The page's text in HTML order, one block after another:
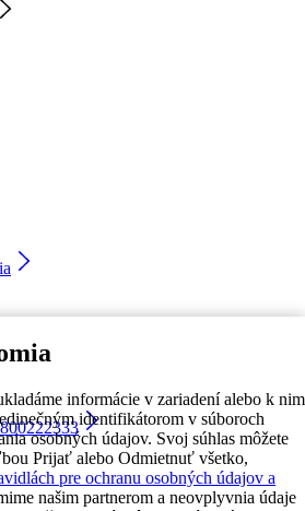
informácie v zariadení alebo k nim
identifikátorom v súboroch
osobných údajov. Svoj súhlas môžete
Prijať alebo Odmietnuť všetko,
pre ochranu osobných údajov a
našim partnerom a neovplyvnia údaje